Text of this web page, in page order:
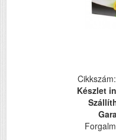
Készlet